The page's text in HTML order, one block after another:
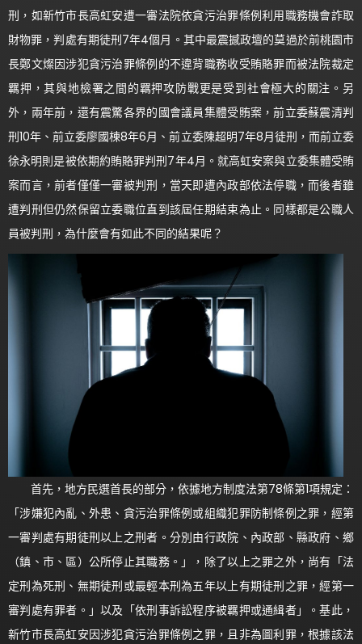
刑，如新竹市長高虹安遭一審法院依貪污治罪條例利用職務機會詐取
財物罪，判處有期徒刑7年4個月。其中最震撼政壇的莫過於前桃園市
長鄭文燦因涉犯貪污治罪條例的不違背職務收受賄賂罪而被法院裁定
羈押，其與地檢署之間的羈押攻防戰更是受到社會極大的關注。另
外，兩年前，還有震驚各界的國會議員集體受賄案，前立委蘇震清判
刑10年、前立委廖國棟8年6月、前立委陳超明7年8月徒刑，而前立委
徐永明則是被依期約賄賂罪判刑7年4月。就高虹安案與立委集體受賄
案而言，前者僅僅一審被判刑，當天即遭內政部依法停職，而後者雖
遭判刑但仍然保留立委職位直到該屆任期結束為止。同樣都是公職人
員被判刑，為什麼會有如此不同的結果呢？
首先，地方民選首長的部分，依據地方制度法第78條第1項規定：
「涉嫌犯內亂、外患、貪污治罪條例或組織犯罪防制條例之罪，經第
一審判處有期徒刑以上之刑者。分別由行政院、內政部、縣政府、鄉
（鎮、市、區）公所停止其職務。」，除了以上之罪之外，尚有「法
定刑為死刑、無期徒刑或最輕本刑為五年以上有期徒刑之罪，經第一
審判處有罪者。」以及「依刑事訴訟程序被羈押或通緝者」。基此，
新竹市長高虹安因涉犯貪污治罪條例之罪，且非為圖利罪，根據該法